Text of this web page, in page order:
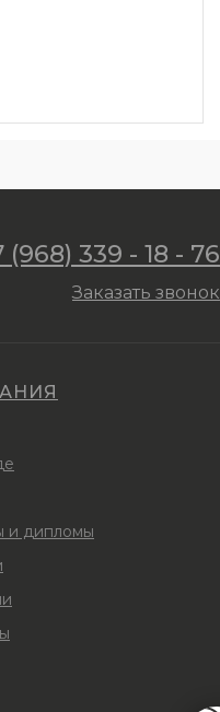
(968) 339 - 18 - 76
Заказать звонок
и дипломы